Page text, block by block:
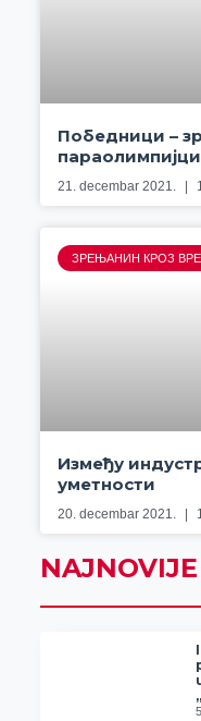
Победници –
параолимпијци
21. decembar 2021.
ЗРЕЊАНИН КРОЗ
Између
уметности
20. decembar 2021.